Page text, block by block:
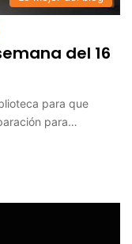
del 16
para que
para…